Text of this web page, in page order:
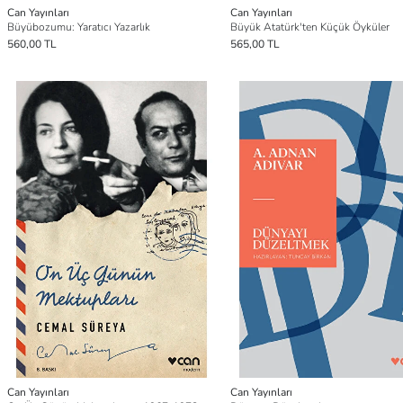
Can Yayınları
Büyübozumu: Yaratıcı Yazarlık
560,00 TL
Can Yayınları
Büyük Atatürk'ten Küçük Öyküler
565,00 TL
Can Yayınları
Can Yayınları